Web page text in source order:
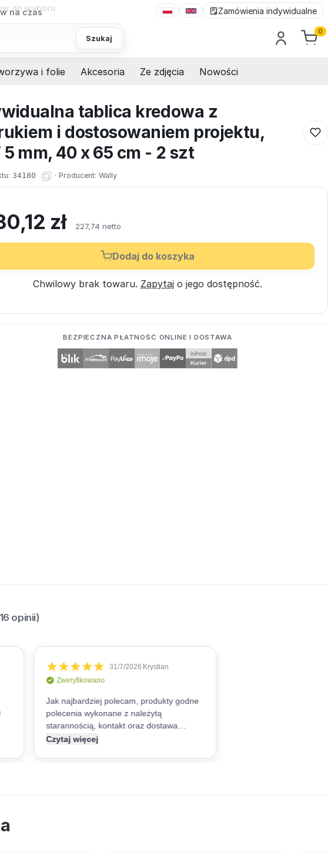
na czas Zamówienia indywidualne
Szukaj
0
i folie Akcesoria Ze zdjęcia Nowości
tablica kredowa z
i dostosowaniem projektu,
5 mm, 40 x 65 cm - 2 szt
34180 · Producent: Wally
zł 227,74 netto
Dodaj do koszyka
Chwilowy brak towaru. Zapytaj o jego dostępność.
BEZPIECZNA PŁATNOŚĆ ONLINE I DOSTAWA
opinii)